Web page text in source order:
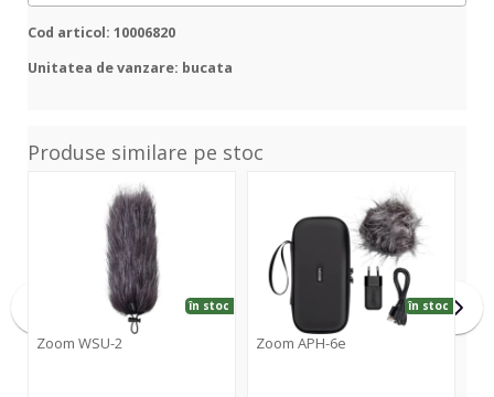
Cod articol: 10006820
Unitatea de vanzare: bucata
Produse similare pe stoc
Zoom WSU-2
în stoc
Zoom APH-6e
în stoc